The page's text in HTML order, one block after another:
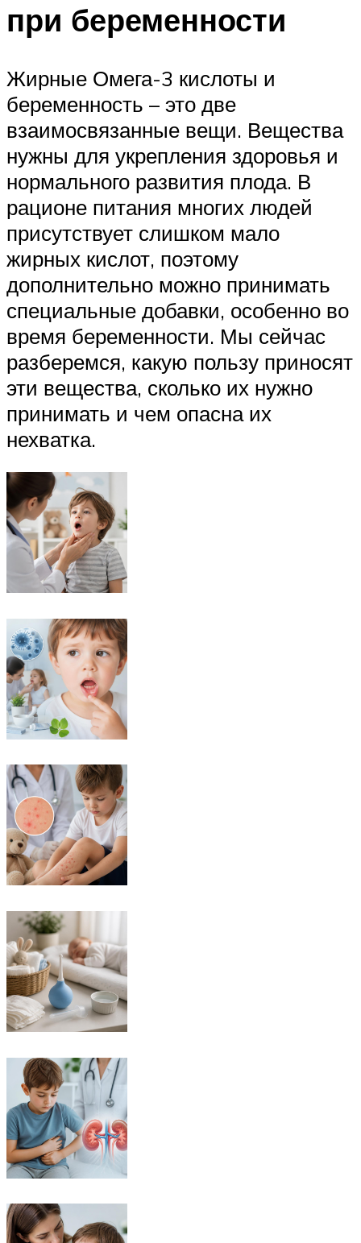
при беременности
Жирные Омега-3 кислоты и
беременность – это две
взаимосвязанные вещи. Вещества
нужны для укрепления здоровья и
нормального развития плода. В
рационе питания многих людей
присутствует слишком мало
жирных кислот, поэтому
дополнительно можно принимать
специальные добавки, особенно во
время беременности. Мы сейчас
разберемся, какую пользу приносят
эти вещества, сколько их нужно
принимать и чем опасна их
нехватка.